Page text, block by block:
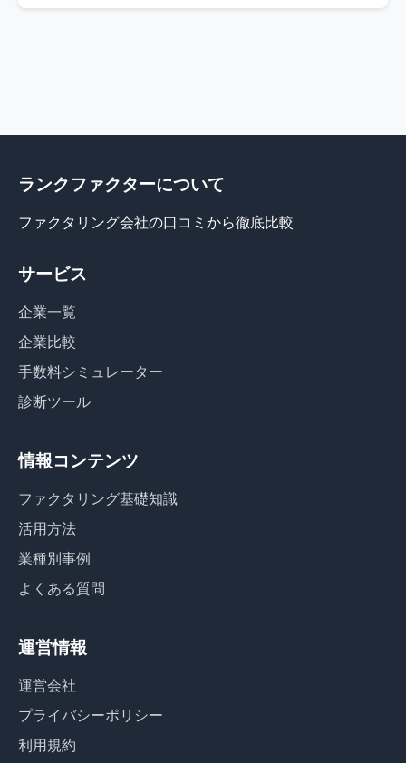
ランクファクターについて
ファクタリング会社の口コミから徹底比較
サービス
企業一覧
企業比較
手数料シミュレーター
診断ツール
情報コンテンツ
ファクタリング基礎知識
活用方法
業種別事例
よくある質問
運営情報
運営会社
プライバシーポリシー
利用規約